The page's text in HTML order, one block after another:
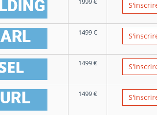
1499€
1499€
1499€